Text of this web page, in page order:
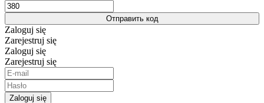
Отправить код
Zaloguj się
Zarejestruj się
Zaloguj się
Zarejestruj się
Zaloguj się